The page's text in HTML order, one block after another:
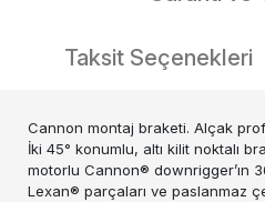
Taksit Seçenekleri
Cannon montaj braketi. Alçak
İki 45° konumlu, altı kilit noktalı
motorlu Cannon® downrigger’ın
Lexan® parçaları ve paslanmaz